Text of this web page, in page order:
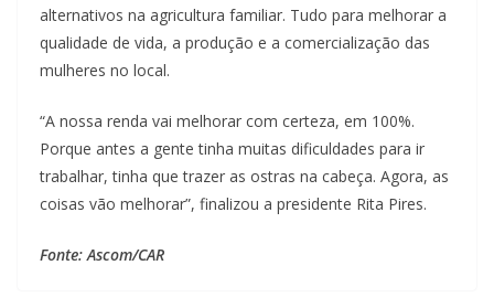
alternativos na agricultura familiar. Tudo para melhorar a
qualidade de vida, a produção e a comercialização das
mulheres no local.
“A nossa renda vai melhorar com certeza, em 100%.
Porque antes a gente tinha muitas dificuldades para ir
trabalhar, tinha que trazer as ostras na cabeça. Agora, as
coisas vão melhorar”, finalizou a presidente Rita Pires.
Fonte: Ascom/CAR